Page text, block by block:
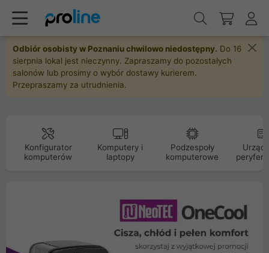
Odbiór osobisty w Poznaniu chwilowo niedostępny. Do 16
sierpnia lokal jest nieczynny. Zapraszamy do pozostałych
salonów lub prosimy o wybór dostawy kurierem.
Przepraszamy za utrudnienia.
Konfigurator
komputerów
Komputery i
laptopy
Podzespoły
komputerowe